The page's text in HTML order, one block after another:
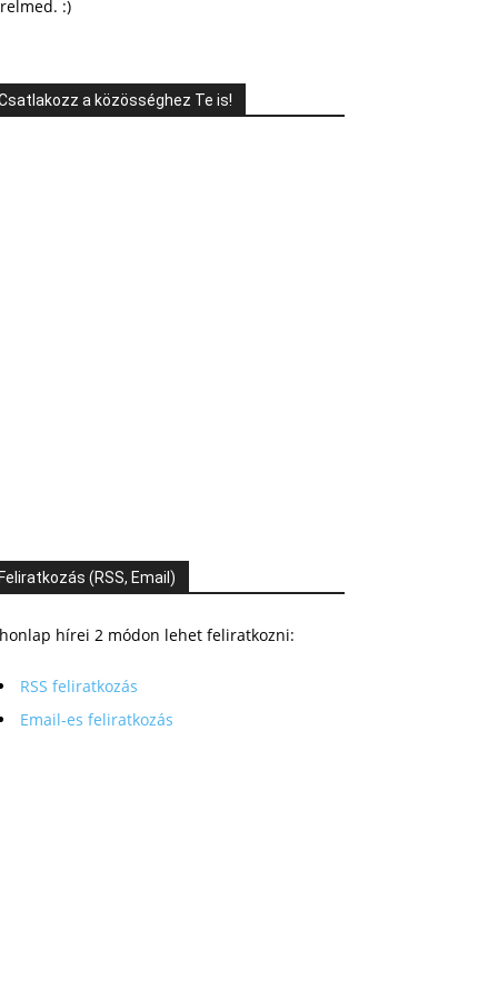
:)
a közösséghez Te is!
(RSS, Email)
hírei 2 módon lehet feliratkozni:
RSS feliratkozás
Email-es feliratkozás